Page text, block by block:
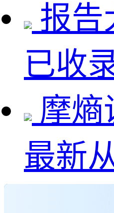
报告
已收
摩熵
最新